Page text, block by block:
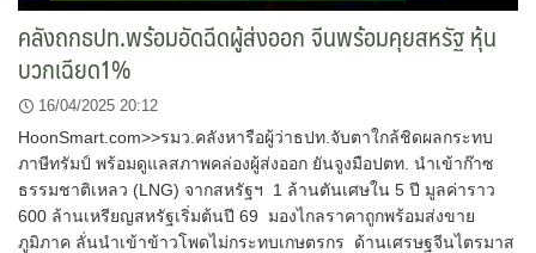
คลังถกธปท.พร้อมอัดฉีดผู้ส่งออก จีนพร้อมคุยสหรัฐ หุ้น
บวกเฉียด1%
16/04/2025 20:12
HoonSmart.com>>รมว.คลังหารือผู้ว่าธปท.จับตาใกล้ชิดผลกระทบ
ภาษีทรัมป์ พร้อมดูแลสภาพคล่องผู้ส่งออก ยันจูงมือปตท. นำเข้าก๊าซ
ธรรมชาติเหลว (LNG) จากสหรัฐฯ 1 ล้านตันเศษใน 5 ปี มูลค่าราว
600 ล้านเหรียญสหรัฐเริ่มต้นปี 69 มองไกลราคาถูกพร้อมส่งขาย
ภูมิภาค ลั่นนำเข้าข้าวโพดไม่กระทบเกษตรกร ด้านเศรษฐจีนไตรมาส